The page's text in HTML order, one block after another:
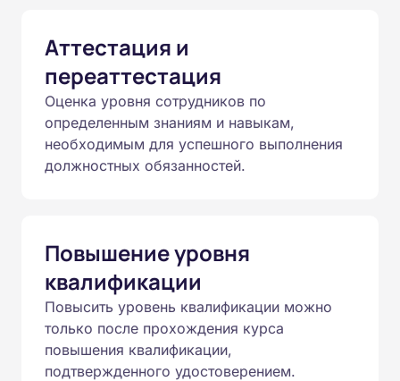
Аттестация и
переаттестация
Оценка уровня сотрудников по
определенным знаниям и навыкам,
необходимым для успешного выполнения
должностных обязанностей.
Повышение уровня
квалификации
Повысить уровень квалификации можно
только после прохождения курса
повышения квалификации,
подтвержденного удостоверением.